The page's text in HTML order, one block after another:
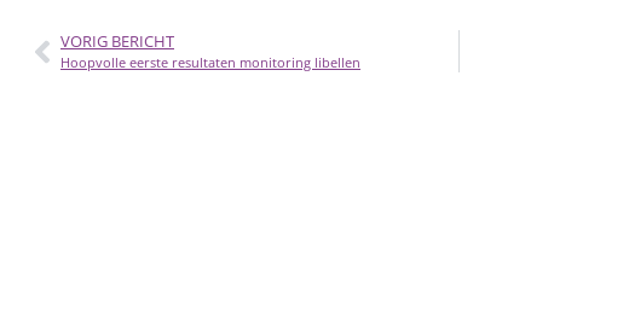
VORIG BERICHT
Hoopvolle eerste resultaten monitoring libellen